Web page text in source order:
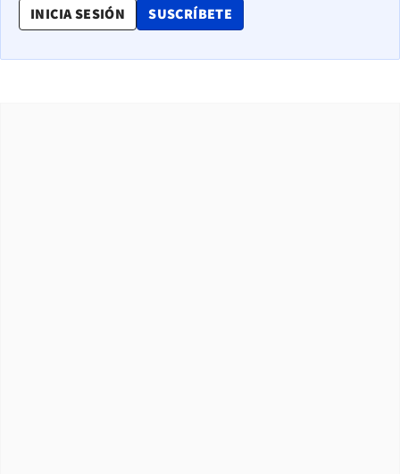
INICIA SESIÓN SUSCRÍBETE
OPENS IN NEW WINDOW